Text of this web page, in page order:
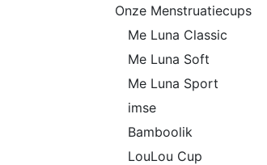
Onze Menstruatiecups
Me Luna Classic
Me Luna Soft
Me Luna Sport
imse
Bamboolik
LouLou Cup